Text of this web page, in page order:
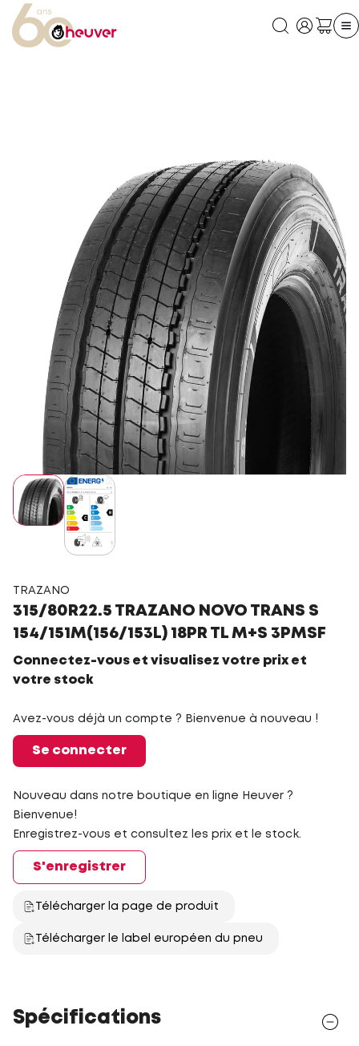
TRAZANO
315/80R22.5 TRAZANO NOVO TRANS S
154/151M(156/153L) 18PR TL M+S 3PMSF
Connectez-vous et visualisez votre prix et
votre stock
Avez-vous déjà un compte ? Bienvenue à nouveau !
Se connecter
Nouveau dans notre boutique en ligne Heuver ?
Bienvenue!
Enregistrez-vous et consultez les prix et le stock.
S'enregistrer
Télécharger la page de produit
Télécharger le label européen du pneu
Spécifications